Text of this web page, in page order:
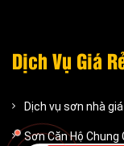
Dịch Vụ Giá
Dịch vụ sơn nhà
Sơn Căn Hộ Chung